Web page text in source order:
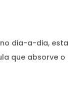
no dia-a-dia, esta
que absorve o